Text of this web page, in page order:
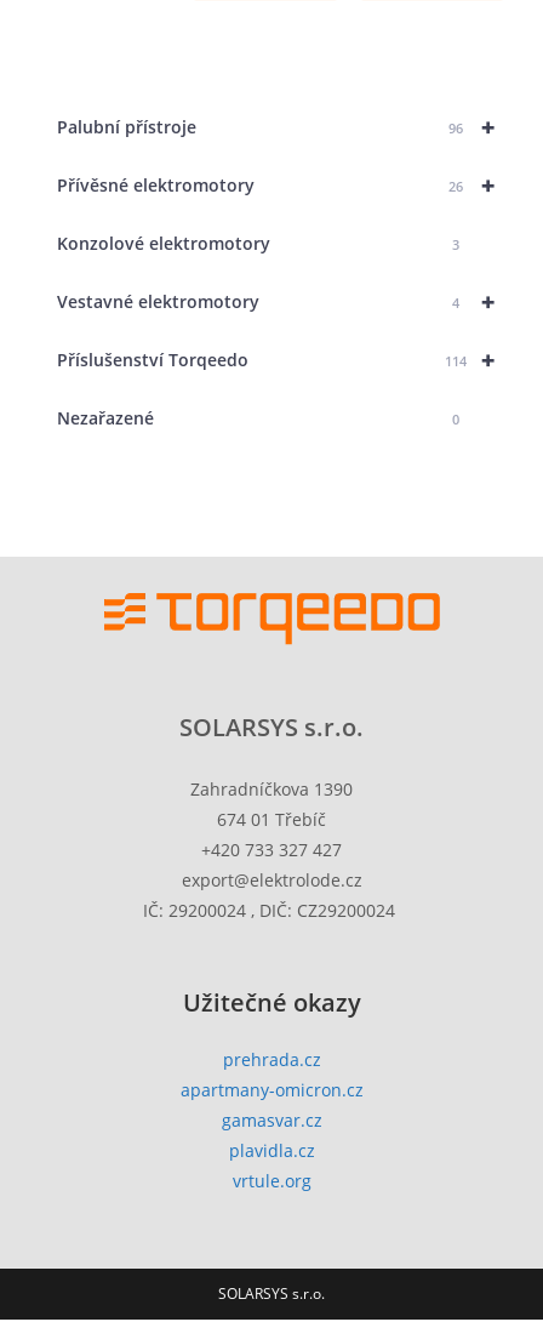
+
Palubní přístroje 96
+
Přívěsné elektromotory 26
Konzolové elektromotory 3
+
Vestavné elektromotory 4
+
Příslušenství Torqeedo 114
Nezařazené 0
SOLARSYS s.r.o.
Zahradníčkova 1390
674 01 Třebíč
+420 733 327 427
export@elektrolode.cz
IČ: 29200024 , DIČ: CZ29200024
Užitečné okazy
prehrada.cz
apartmany-omicron.cz
gamasvar.cz
plavidla.cz
vrtule.org
SOLARSYS s.r.o.